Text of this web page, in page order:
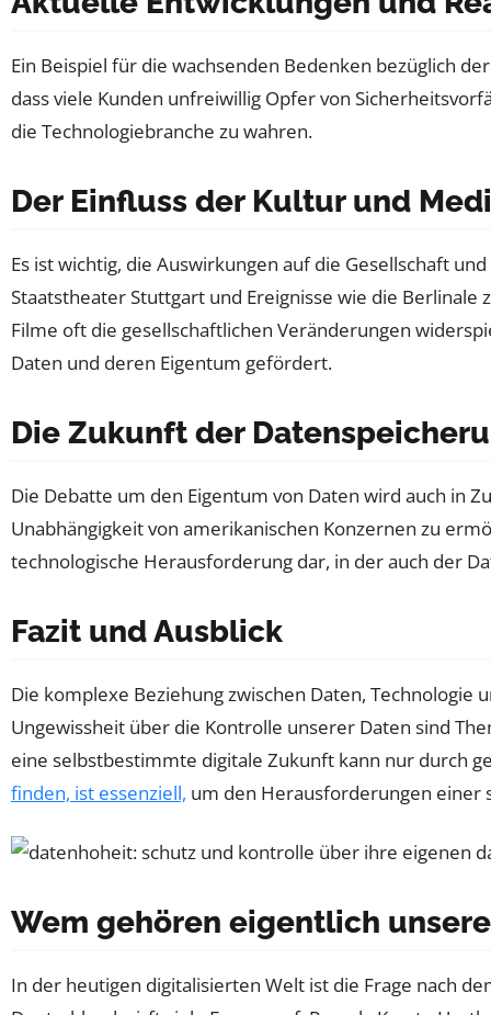
Ein Beispiel für die wachsenden Bedenken bezüglich
dass viele Kunden unfreiwillig Opfer von
die Technologiebranche zu wahren.
Der Einfluss der Kultur und
Es ist wichtig, die Auswirkungen auf die Gesellschaft
Staatstheater Stuttgart und Ereig­nisse wie die Berlinale
Filme oft die gesellschaftlichen Veränderungen
Daten und deren Eigentum gefördert.
Die Zukunft der
Die Debatte um den Eigentum von Daten wird auch in
Unabhängigkeit von amerikanischen Konzernen zu
technologische Herausforderung dar, in der auch der
Fazit und Ausblick
Die komplexe Beziehung zwischen Daten,
Ungewissheit über die Kontrolle unserer Daten sind
eine selbstbestimmte digitale Zukunft kann nur durch
finden, ist essenziell, um den Herausforderungen einer
Wem gehören eigentlich
In der heutigen digitalisierten Welt ist die Frage nach